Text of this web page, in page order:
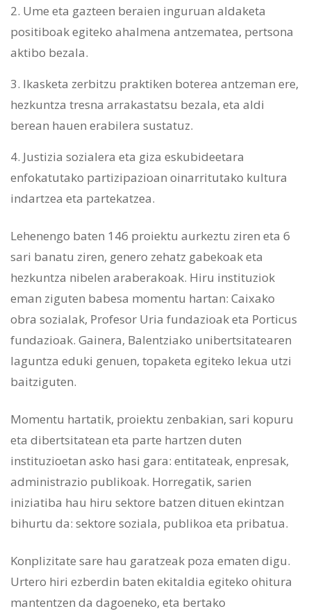
Ume eta gazteen beraien inguruan aldaketa
positiboak egiteko ahalmena antzematea, pertsona
aktibo bezala.
Ikasketa zerbitzu praktiken boterea antzeman ere,
hezkuntza tresna arrakastatsu bezala, eta aldi
berean hauen erabilera sustatuz.
Justizia sozialera eta giza eskubideetara
enfokatutako partizipazioan oinarritutako kultura
indartzea eta partekatzea.
Lehenengo baten 146 proiektu aurkeztu ziren eta 6
sari banatu ziren, genero zehatz gabekoak eta
hezkuntza nibelen araberakoak. Hiru instituziok
eman ziguten babesa momentu hartan: Caixako
obra sozialak, Profesor Uria fundazioak eta Porticus
fundazioak. Gainera, Balentziako unibertsitatearen
laguntza eduki genuen, topaketa egiteko lekua utzi
baitziguten.
Momentu hartatik, proiektu zenbakian, sari kopuru
eta dibertsitatean eta parte hartzen duten
instituzioetan asko hasi gara: entitateak, enpresak,
administrazio publikoak. Horregatik, sarien
iniziatiba hau hiru sektore batzen dituen ekintzan
bihurtu da: sektore soziala, publikoa eta pribatua.
Konplizitate sare hau garatzeak poza ematen digu.
Urtero hiri ezberdin baten ekitaldia egiteko ohitura
mantentzen da dagoeneko, eta bertako